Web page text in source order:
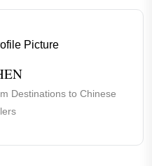
Destinations to Chinese